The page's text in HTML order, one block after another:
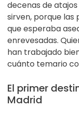
decenas de
sirven, porque las
que esperaba
enrevesadas.
han trabajado
cuánto temario
El primer
Madrid